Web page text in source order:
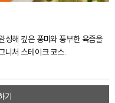
성해 깊은 풍미와 풍부한 육즙을
니처 스테이크 코스.
기